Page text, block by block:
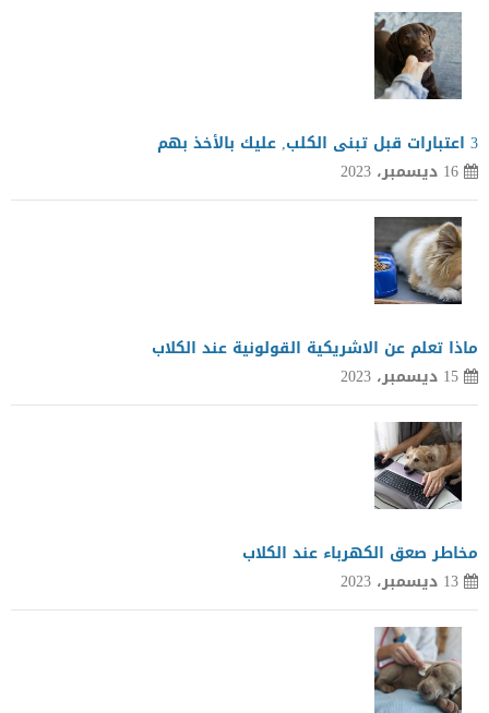
3 اعتبارات قبل تبنى الكلب, عليك بالأخذ بهم
16 ديسمبر، 2023
ماذا تعلم عن الاشريكية القولونية عند الكلاب
15 ديسمبر، 2023
مخاطر صعق الكهرباء عند الكلاب
13 ديسمبر، 2023